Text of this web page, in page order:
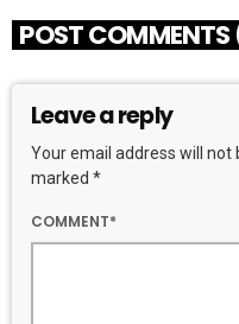
POST
Leave a reply
Your email address will not
marked *
COMMENT*